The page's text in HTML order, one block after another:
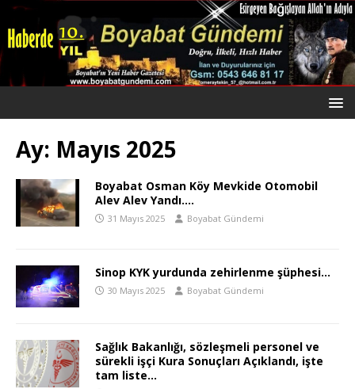
Ay: Mayıs 2025
Boyabat Osman Köy Mevkide Otomobil
Alev Alev Yandı….
31 Mayıs 2025 Boyabat Gündemi
Sinop KYK yurdunda zehirlenme şüphesi…
30 Mayıs 2025 Boyabat Gündemi
Sağlık Bakanlığı, sözleşmeli personel ve
sürekli işçi Kura Sonuçları Açıklandı, işte
tam liste…